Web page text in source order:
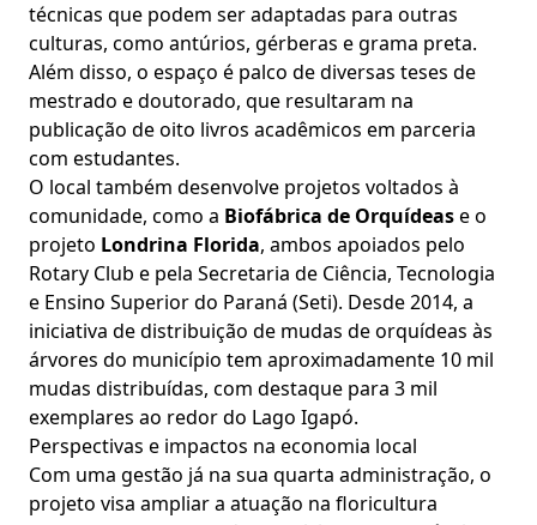
técnicas que podem ser adaptadas para outras
culturas, como antúrios, gérberas e grama preta.
Além disso, o espaço é palco de diversas teses de
mestrado e doutorado, que resultaram na
publicação de oito livros acadêmicos em parceria
com estudantes.
O local também desenvolve projetos voltados à
comunidade, como a Biofábrica de Orquídease o
projeto Londrina Florida, ambos apoiados pelo
Rotary Club e pela Secretaria de Ciência, Tecnologia
e Ensino Superior do Paraná (Seti). Desde 2014, a
iniciativa de distribuição de mudas de orquídeas às
árvores do município tem aproximadamente 10 mil
mudas distribuídas, com destaque para 3 mil
exemplares ao redor do Lago Igapó.
Perspectivas e impactos na economia local
Com uma gestão já na sua quarta administração, o
projeto visa ampliar a atuação na floricultura